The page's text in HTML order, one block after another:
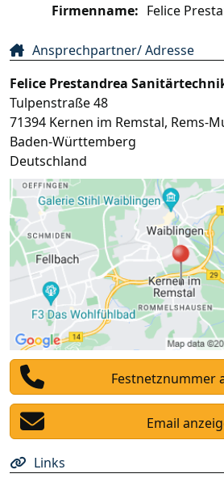
Firmenname: Felice
Ansprechpartner/ Adresse
Felice Prestandrea
Tulpenstraße 48
71394 Kernen im Remstal, Rems-
Baden-Württemberg
Deutschland
Festnetznummer
Email
Links